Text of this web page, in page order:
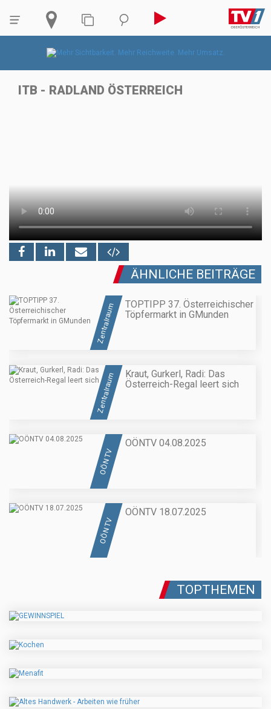
ITB - RADLAND ÖSTERREICH
ÄHNLICHE BEITRÄGE
Zentralraum
TOPTIPP 37. Österreichischer
Töpfermarkt in GMunden
Zentralraum
Kraut, Gurkerl, Radi: Das
Österreich-Regal leert sich
OÖN TV
OÖNTV 04.08.2025
OÖN TV
OÖNTV 18.07.2025
TOPTHEMEN